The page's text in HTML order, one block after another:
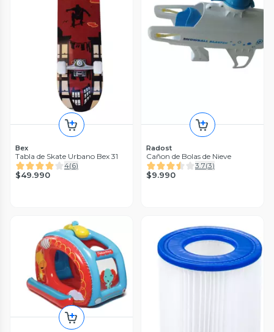
Bex
Tabla de Skate Urbano Bex 31
4(6)
$49.990
Radost
Cañon de Bolas de Nieve
3.7(3)
$9.990